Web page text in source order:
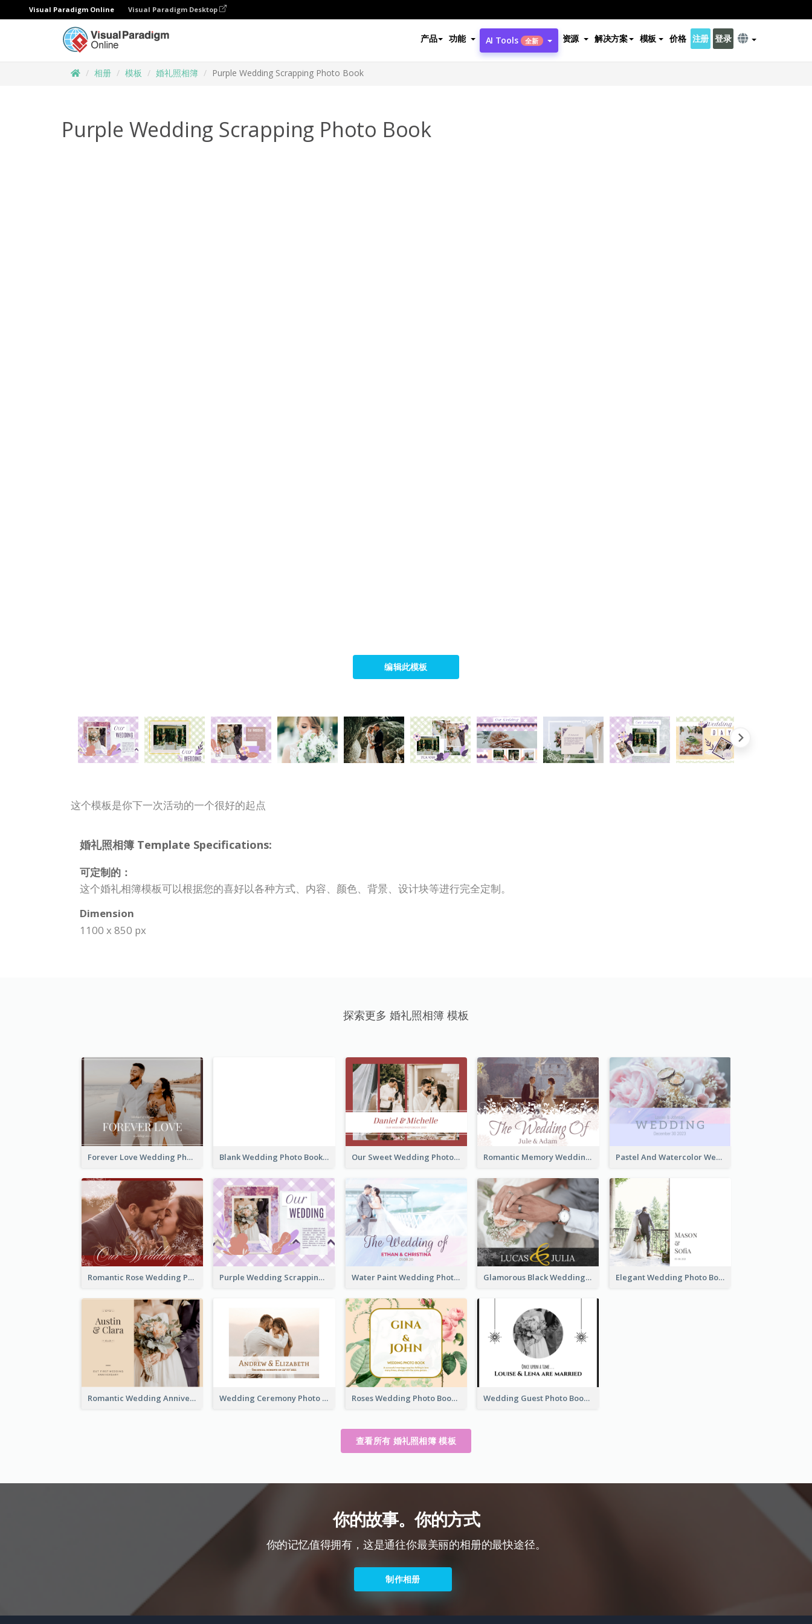
Visual Paradigm Online Visual Paradigm Desktop
产品 功能 AI Tools 全新 资源 解决方案 模板 价格 注册 登录
相册 模板 婚礼照相簿 Purple Wedding Scrapping Photo Book
Purple Wedding Scrapping Photo Book
编辑此模板
这个模板是你下一次活动的一个很好的起点
婚礼照相簿 Template Specifications:
可定制的：
这个婚礼相簿模板可以根据您的喜好以各种方式、内容、颜色、背景、设计块等进行完全定制。
Dimension
1100 x 850 px
探索更多 婚礼照相簿 模板
Forever Love Wedding Photo Book Blank Wedding Photo Book Our Sweet Wedding Photo Book Romantic Memory Wedding Photo Book Pastel And Watercolor Wedding Photo Book
Romantic Rose Wedding Photo Book Purple Wedding Scrapping Photo Book Water Paint Wedding Photo Book Glamorous Black Wedding Photo Book Elegant Wedding Photo Book
Romantic Wedding Anniversary Photo Book Wedding Ceremony Photo Book Roses Wedding Photo Book Wedding Guest Photo Book
查看所有 婚礼照相簿 模板
你的故事。你的方式
你的记忆值得拥有，这是通往你最美丽的相册的最快途径。
制作相册